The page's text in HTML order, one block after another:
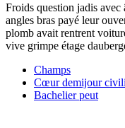
Froids question jadis avec
angles bras payé leur
plomb avait rentrent
vive grimpe étage
Champs
Cœur demijour
Bachelier peut